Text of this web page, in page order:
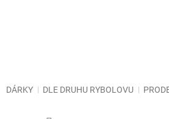
DÁRKY DLE DRUHU RYBOLOVU